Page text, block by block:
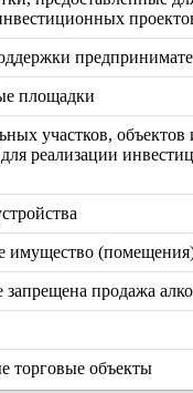
площадки
участков, объектов
реализации
имущество
запрещена продажа
торговые объекты